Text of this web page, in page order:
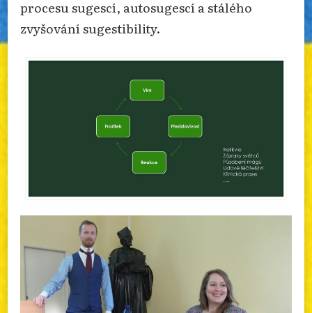
procesu sugescí, autosugescí a stálého
zvyšování sugestibility.